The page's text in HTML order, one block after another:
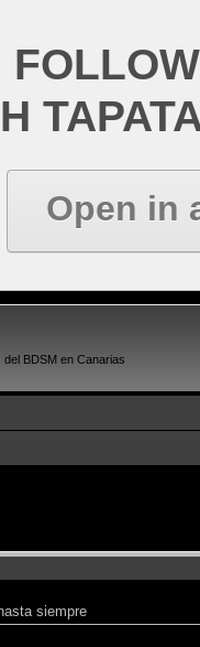
Open in
BDSM en Canarias
siempre